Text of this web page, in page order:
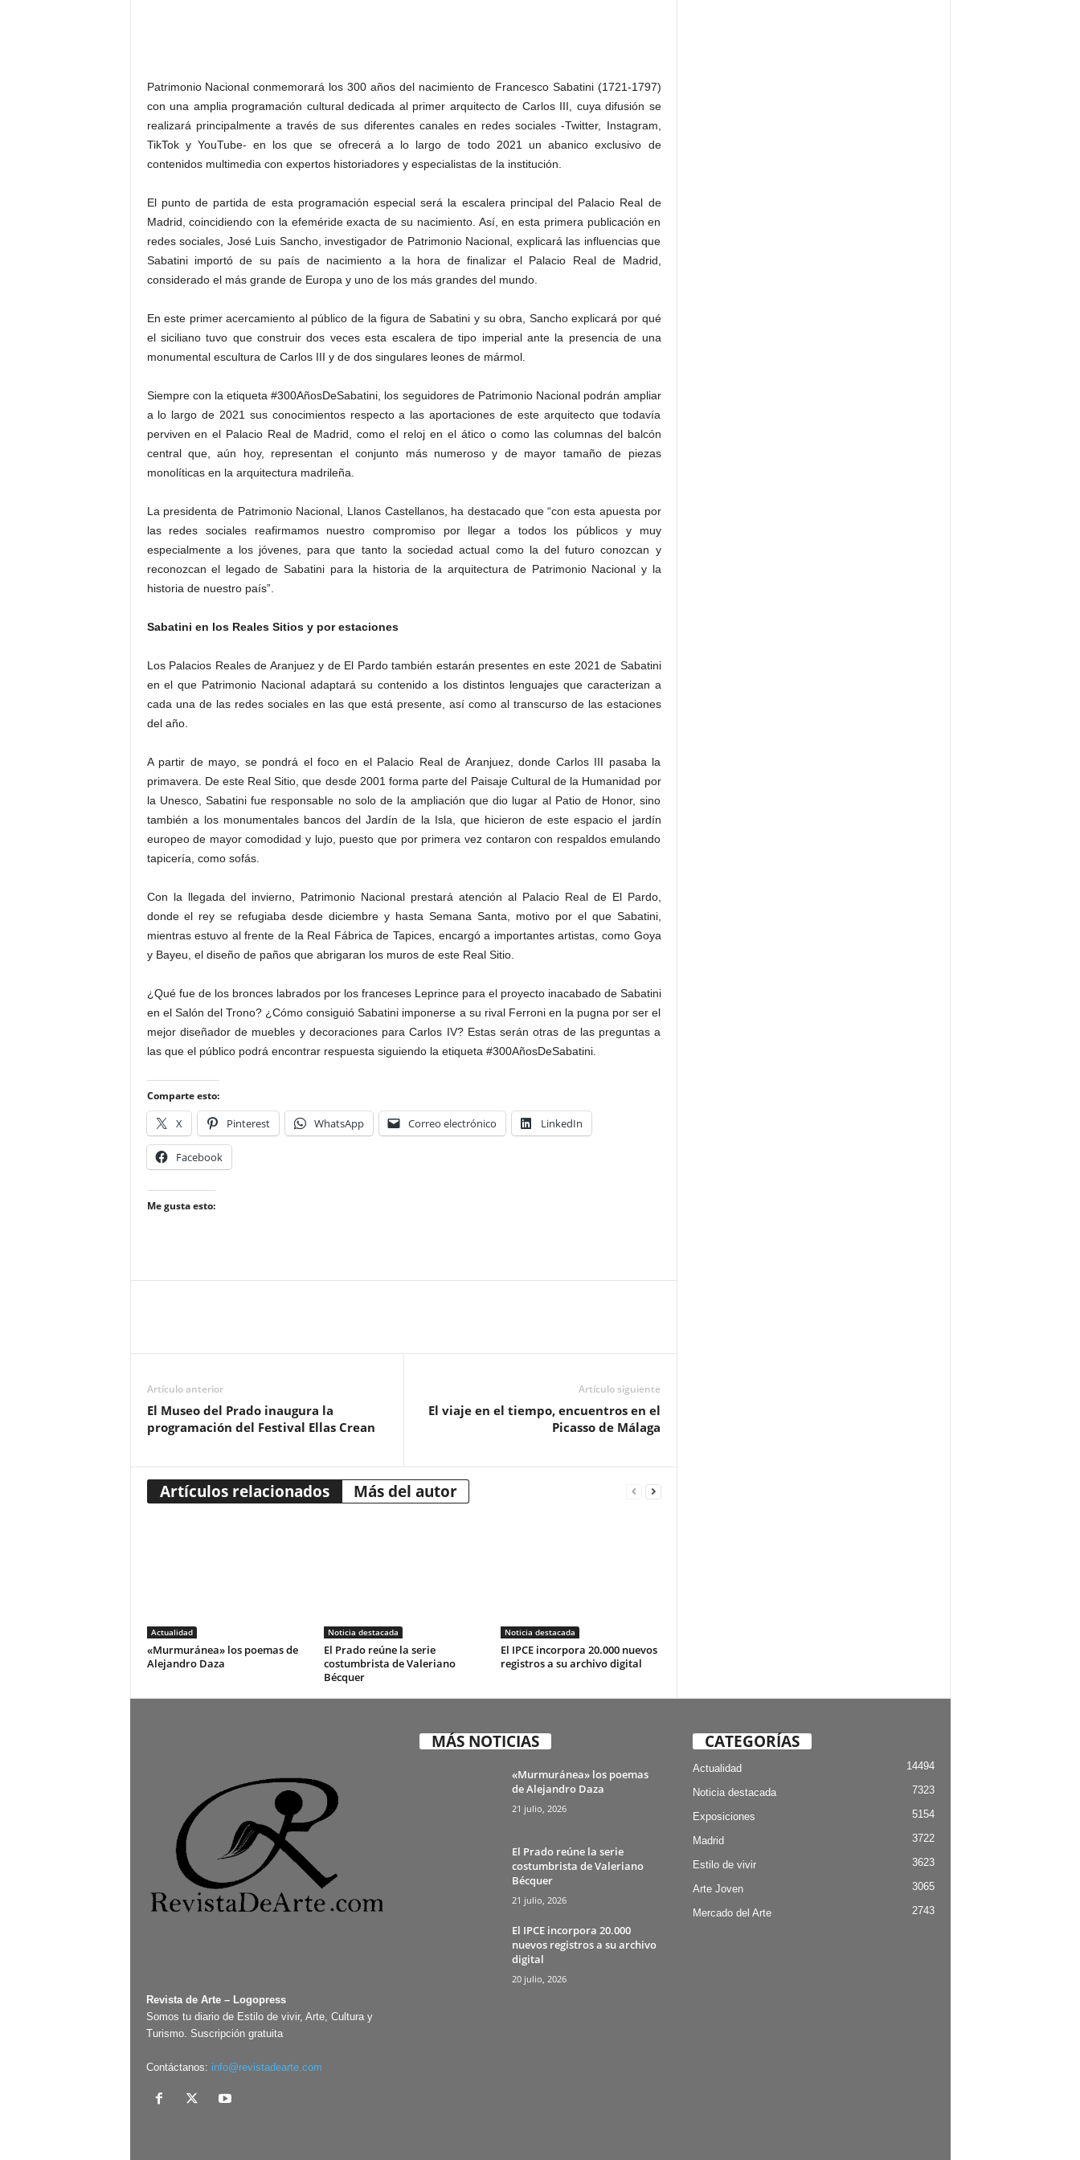
Patrimonio Nacional conmemorará los 300 años del nacimiento de Francesco Sabatini (1721-1797)
con una amplia programación cultural dedicada al primer arquitecto de Carlos III, cuya difusión se
realizará principalmente a través de sus diferentes canales en redes sociales -Twitter, Instagram,
TikTok y YouTube- en los que se ofrecerá a lo largo de todo 2021 un abanico exclusivo de
contenidos multimedia con expertos historiadores y especialistas de la institución.
El punto de partida de esta programación especial será la escalera principal del Palacio Real de
Madrid, coincidiendo con la efeméride exacta de su nacimiento. Así, en esta primera publicación en
redes sociales, José Luis Sancho, investigador de Patrimonio Nacional, explicará las influencias que
Sabatini importó de su país de nacimiento a la hora de finalizar el Palacio Real de Madrid,
considerado el más grande de Europa y uno de los más grandes del mundo.
En este primer acercamiento al público de la figura de Sabatini y su obra, Sancho explicará por qué
el siciliano tuvo que construir dos veces esta escalera de tipo imperial ante la presencia de una
monumental escultura de Carlos III y de dos singulares leones de mármol.
Siempre con la etiqueta #300AñosDeSabatini, los seguidores de Patrimonio Nacional podrán ampliar
a lo largo de 2021 sus conocimientos respecto a las aportaciones de este arquitecto que todavía
perviven en el Palacio Real de Madrid, como el reloj en el ático o como las columnas del balcón
central que, aún hoy, representan el conjunto más numeroso y de mayor tamaño de piezas
monolíticas en la arquitectura madrileña.
La presidenta de Patrimonio Nacional, Llanos Castellanos, ha destacado que “con esta apuesta por
las redes sociales reafirmamos nuestro compromiso por llegar a todos los públicos y muy
especialmente a los jóvenes, para que tanto la sociedad actual como la del futuro conozcan y
reconozcan el legado de Sabatini para la historia de la arquitectura de Patrimonio Nacional y la
historia de nuestro país”.
Sabatini en los Reales Sitios y por estaciones
Los Palacios Reales de Aranjuez y de El Pardo también estarán presentes en este 2021 de Sabatini
en el que Patrimonio Nacional adaptará su contenido a los distintos lenguajes que caracterizan a
cada una de las redes sociales en las que está presente, así como al transcurso de las estaciones
del año.
A partir de mayo, se pondrá el foco en el Palacio Real de Aranjuez, donde Carlos III pasaba la
primavera. De este Real Sitio, que desde 2001 forma parte del Paisaje Cultural de la Humanidad por
la Unesco, Sabatini fue responsable no solo de la ampliación que dio lugar al Patio de Honor, sino
también a los monumentales bancos del Jardín de la Isla, que hicieron de este espacio el jardín
europeo de mayor comodidad y lujo, puesto que por primera vez contaron con respaldos emulando
tapicería, como sofás.
Con la llegada del invierno, Patrimonio Nacional prestará atención al Palacio Real de El Pardo,
donde el rey se refugiaba desde diciembre y hasta Semana Santa, motivo por el que Sabatini,
mientras estuvo al frente de la Real Fábrica de Tapices, encargó a importantes artistas, como Goya
y Bayeu, el diseño de paños que abrigaran los muros de este Real Sitio.
¿Qué fue de los bronces labrados por los franceses Leprince para el proyecto inacabado de Sabatini
en el Salón del Trono? ¿Cómo consiguió Sabatini imponerse a su rival Ferroni en la pugna por ser el
mejor diseñador de muebles y decoraciones para Carlos IV? Estas serán otras de las preguntas a
las que el público podrá encontrar respuesta siguiendo la etiqueta #300AñosDeSabatini.
Comparte esto:
X Pinterest WhatsApp Correo electrónico LinkedIn
Facebook
Me gusta esto:
Artículo anterior
El Museo del Prado inaugura la
programación del Festival Ellas Crean
Artículo siguiente
El viaje en el tiempo, encuentros en el
Picasso de Málaga
Artículos relacionados Más del autor
Actualidad
«Murmuránea» los poemas de
Alejandro Daza
Noticia destacada
El Prado reúne la serie
costumbrista de Valeriano
Bécquer
Noticia destacada
El IPCE incorpora 20.000 nuevos
registros a su archivo digital
Revista de Arte – Logopress
Somos tu diario de Estilo de vivir, Arte, Cultura y
Turismo. Suscripción gratuita
Contáctanos: info@revistadearte.com
MÁS NOTICIAS
«Murmuránea» los poemas
de Alejandro Daza
21 julio, 2026
El Prado reúne la serie
costumbrista de Valeriano
Bécquer
21 julio, 2026
El IPCE incorpora 20.000
nuevos registros a su archivo
digital
20 julio, 2026
CATEGORÍAS
Actualidad 14494
Noticia destacada 7323
Exposiciones 5154
Madrid 3722
Estilo de vivir 3623
Arte Joven 3065
Mercado del Arte 2743